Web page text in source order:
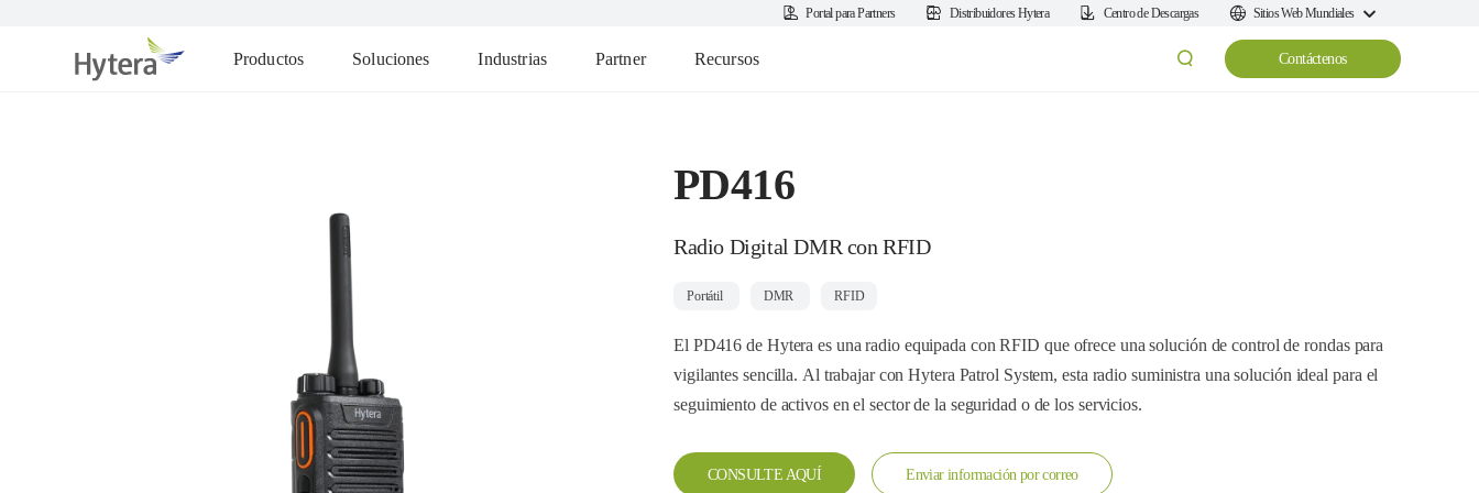
Portal para Partners Distribuidores Hytera Centro de Descargas Sitios Web Mundiales
Productos Soluciones Industrias Partner Recursos Contáctenos
PD416
Radio Digital DMR con RFID
Portátil DMR RFID
El PD416 de Hytera es una radio equipada con RFID que ofrece una solución de control de rondas para
vigilantes sencilla. Al trabajar con Hytera Patrol System, esta radio suministra una solución ideal para el
seguimiento de activos en el sector de la seguridad o de los servicios.
CONSULTE AQUÍ Enviar información por correo